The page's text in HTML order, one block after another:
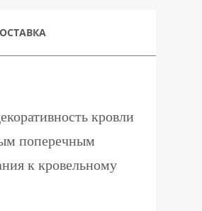
кровли
поперечным
к кровельному